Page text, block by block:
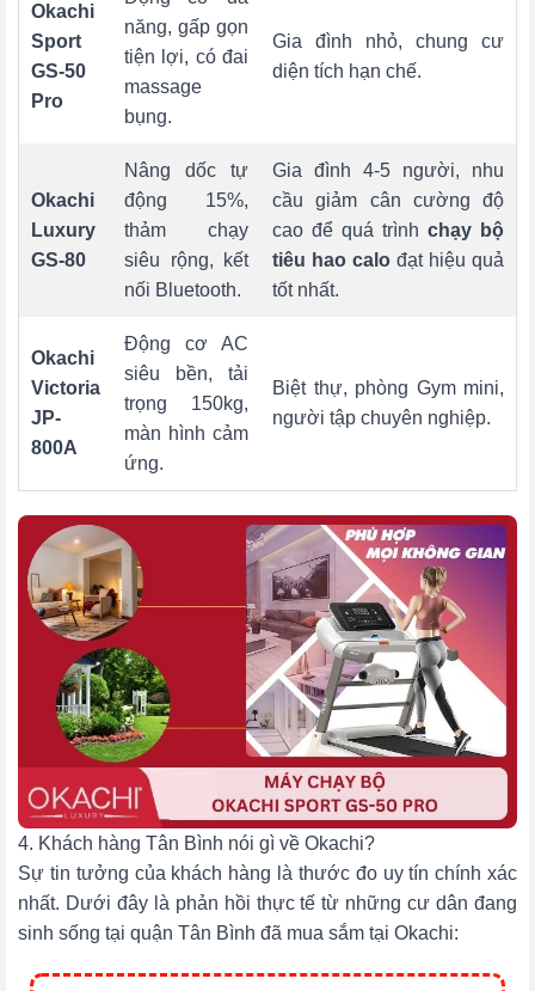
Okachi
Sport
GS-50
Pro
năng, gấp gọn
tiện lợi, có đai
massage
bụng.
Gia đình nhỏ, chung cư
diện tích hạn chế.
Okachi
Luxury
GS-80
Nâng dốc tự
động 15%,
thảm chạy
siêu rộng, kết
nối Bluetooth.
Gia đình 4-5 người, nhu
cầu giảm cân cường độ
cao để quá trình chạy bộ
tiêu hao calo đạt hiệu quả
tốt nhất.
Okachi
Victoria
JP-
800A
Động cơ AC
siêu bền, tải
trọng 150kg,
màn hình cảm
ứng.
Biệt thự, phòng Gym mini,
người tập chuyên nghiệp.
4. Khách hàng Tân Bình nói gì về Okachi?
Sự tin tưởng của khách hàng là thước đo uy tín chính xác
nhất. Dưới đây là phản hồi thực tế từ những cư dân đang
sinh sống tại quận Tân Bình đã mua sắm tại Okachi: